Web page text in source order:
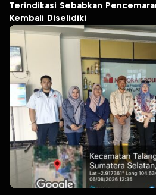
Terindikasi Sebabkan
Kembali Diselidiki